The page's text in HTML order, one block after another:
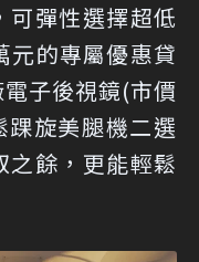
可彈性選擇超低
元的專屬優惠貸
子後視鏡(市價
旋美腿機二選
餘，更能輕鬆